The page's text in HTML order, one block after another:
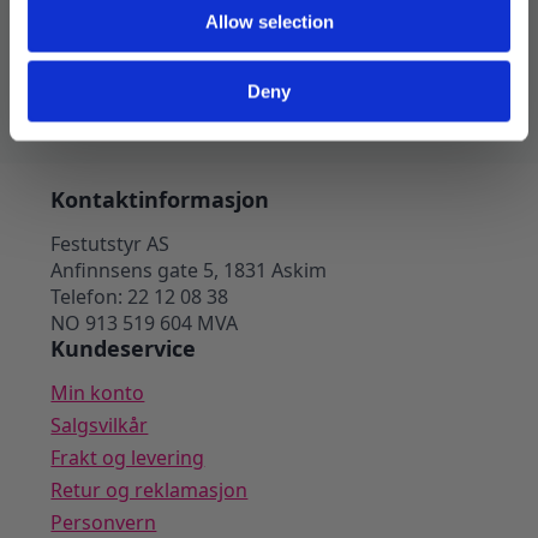
Allow selection
Deny
Legg I Handlekurv
Kontaktinformasjon
Festutstyr AS
Anfinnsens gate 5, 1831 Askim
Telefon: 22 12 08 38
NO 913 519 604 MVA
Kundeservice
Min konto
Salgsvilkår
Frakt og levering
Retur og reklamasjon
Personvern